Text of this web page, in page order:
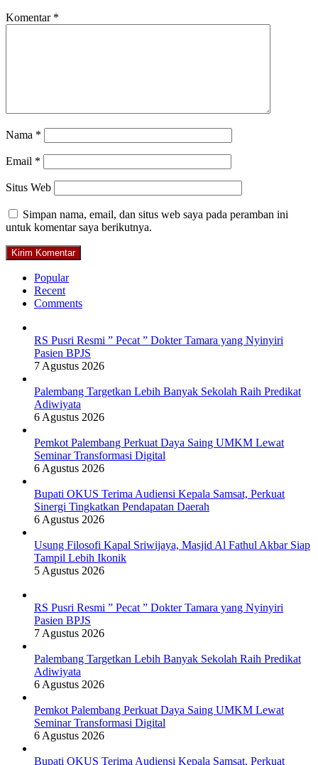
Komentar *
Nama *
Email *
Situs Web
Simpan nama, email, dan situs web saya pada peramban ini
untuk komentar saya berikutnya.
Popular
Recent
Comments
RS Pusri Resmi ” Pecat ” Dokter Tamara yang Nyinyiri
Pasien BPJS
7 Agustus 2026
Palembang Targetkan Lebih Banyak Sekolah Raih Predikat
Adiwiyata
6 Agustus 2026
Pemkot Palembang Perkuat Daya Saing UMKM Lewat
Seminar Transformasi Digital
6 Agustus 2026
Bupati OKUS Terima Audiensi Kepala Samsat, Perkuat
Sinergi Tingkatkan Pendapatan Daerah
6 Agustus 2026
Usung Filosofi Kapal Sriwijaya, Masjid Al Fathul Akbar Siap
Tampil Lebih Ikonik
5 Agustus 2026
RS Pusri Resmi ” Pecat ” Dokter Tamara yang Nyinyiri
Pasien BPJS
7 Agustus 2026
Palembang Targetkan Lebih Banyak Sekolah Raih Predikat
Adiwiyata
6 Agustus 2026
Pemkot Palembang Perkuat Daya Saing UMKM Lewat
Seminar Transformasi Digital
6 Agustus 2026
Bupati OKUS Terima Audiensi Kepala Samsat, Perkuat